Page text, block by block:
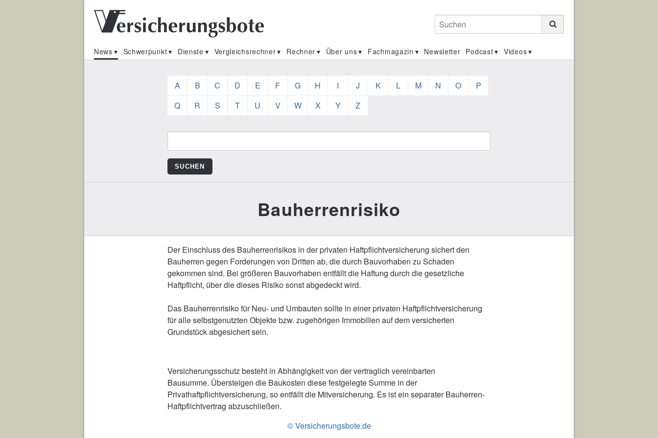
Suchen
News Schwerpunkt Dienste Vergleichsrechner Rechner Über uns Fachmagazin Newsletter Podcast Videos
A B C D E F G H I J K L M N O
P
Q
R S T U V W X Y Z
Bauherrenrisiko
Der Einschluss des Bauherrenrisikos in der privaten Haftpflichtversicherung sichert den
Bauherren gegen Forderungen von Dritten ab, die durch Bauvorhaben zu Schaden
gekommen sind. Bei größeren Bauvorhaben entfällt die Haftung durch die gesetzliche
Haftpflicht, über die dieses Risiko sonst abgedeckt wird.
Das Bauherrenrisiko für Neu- und Umbauten sollte in einer privaten Haftpflichtversicherung
für alle selbstgenutzten Objekte bzw. zugehörigen Immobilien auf dem versicherten
Grundstück abgesichert sein.
Versicherungsschutz besteht in Abhängigkeit von der vertraglich vereinbarten
Bausumme. Übersteigen die Baukosten diese festgelegte Summe in der
Privathaftpflichtversicherung, so entfällt die Mitversicherung. Es ist ein separater Bauherren-
Haftpflichtvertrag abzuschließen.
© Versicherungsbote.de